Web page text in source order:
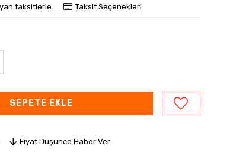
taksitlerle Taksit Seçenekleri
Fiyat Düşünce Haber Ver